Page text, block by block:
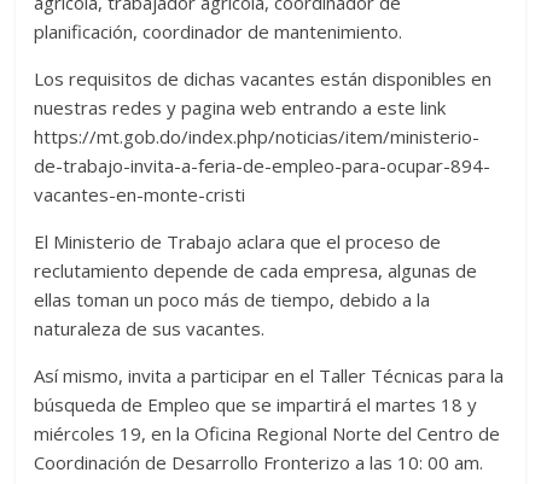
planificación, coordinador de mantenimiento.
Los requisitos de dichas vacantes están disponibles en
nuestras redes y pagina web entrando a este link
https://mt.gob.do/index.php/noticias/item/ministerio-
de-trabajo-invita-a-feria-de-empleo-para-ocupar-894-
vacantes-en-monte-cristi
El Ministerio de Trabajo aclara que el proceso de
reclutamiento depende de cada empresa, algunas de
ellas toman un poco más de tiempo, debido a la
naturaleza de sus vacantes.
Así mismo, invita a participar en el Taller Técnicas para la
búsqueda de Empleo que se impartirá el martes 18 y
miércoles 19, en la Oficina Regional Norte del Centro de
Coordinación de Desarrollo Fronterizo a las 10: 00 am.